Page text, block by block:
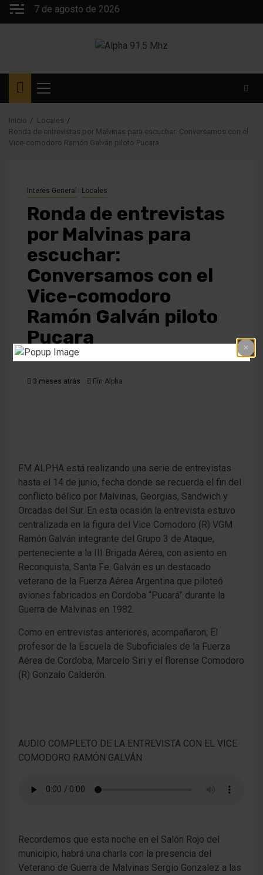
Saltar
7 de agosto de 2026
Menú
principal
Inicio
Locales
Ronda de entrevistas por Malvinas para escuchar: Conversamos con el
Vice-comodoro Ramón Galván piloto Pucara
Interés General Locales
Ronda de entrevistas
por Malvinas para
escuchar:
Conversamos con el
Vice-comodoro
Ramón Galván piloto
Pucara
3 meses atrás Fm Alpha
FM ALPHA está realizando una serie de entrevistas
hasta el 14 de junio, fecha donde se recuerda el fin del
conflicto bélico por Malvinas, Georgias, Sandwich y
Orcadas del Sur. En esta ocasión la entrevista estuvo
centralizada en la figura del Vice Comodoro (R) VGM
Ramón Galván integrante del Grupo 3 de Ataque,
perteneciente a la III Brigada Aérea, con asiento en
Reconquista, Santa Fe. Galván es un destacado
veterano de la Fuerza Aérea Argentina que piloteó
aviones fabricados en Cordoba “Pucará” durante la
Guerra de Malvinas en 1982.
Como en entrevistas anteriores, acompañaron; El
profesor de la Escuela de Suboficiales de la Fuerza
Aérea de Cordoba, Marcelo Siri y el florense Comodoro
(R) Gonzalo Calderón.
AUDIO COMPLETO DE LA ENTREVISTA CON EL VICE
COMODORO RAMÓN GALVÁN
Recordemos que esta noche en el Salón Rojo del
municipio, habrá una charla con la presencia del
Veterano de Guerra de Malvinas Sergio Gonzalez a las